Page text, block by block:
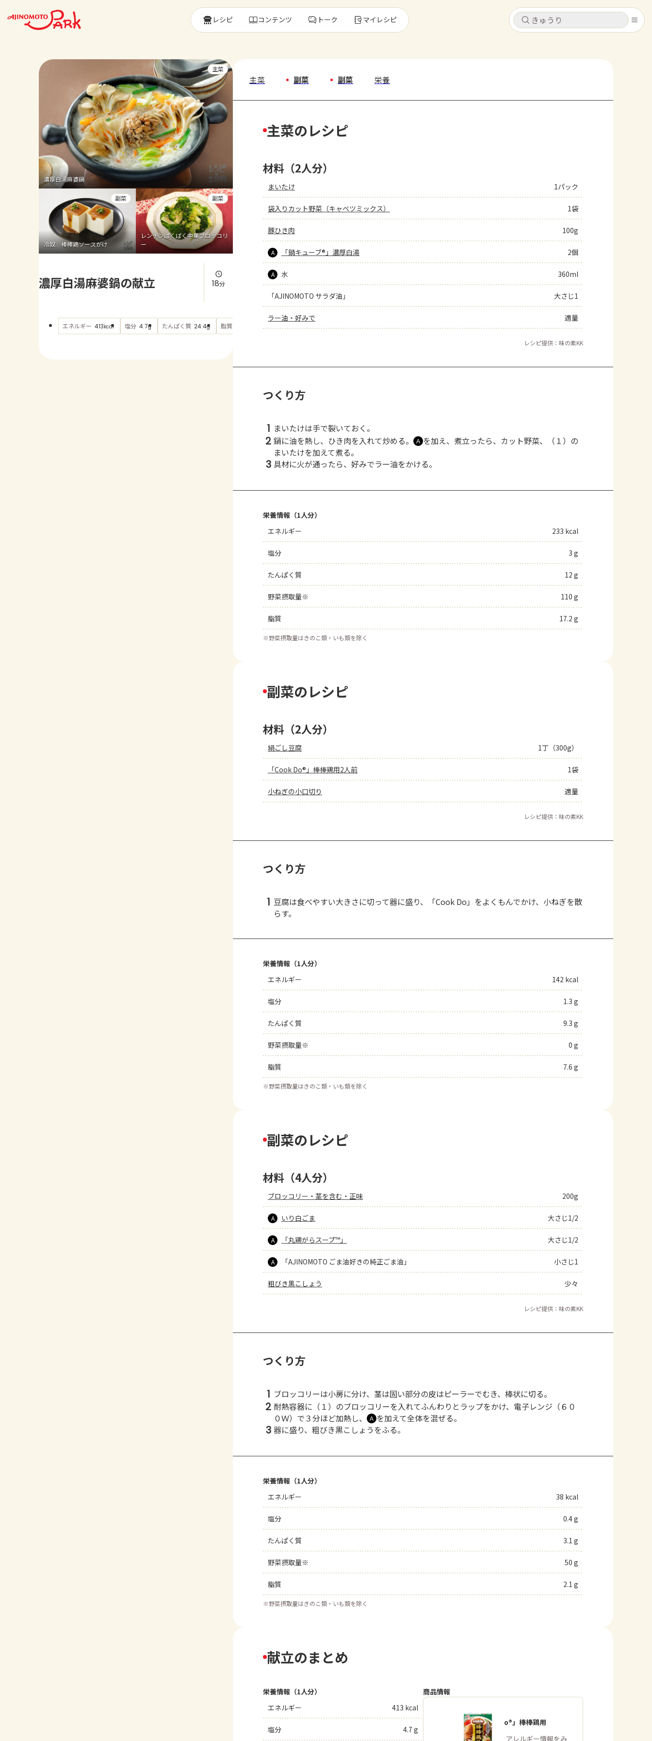
キャンセル
よくあるお問い合わせ
お買い物
キャンセル
レシピ コンテンツ トーク マイレシピ
濃厚白湯麻婆鍋
主菜
冷奴 棒棒鶏ソースがけ
副菜
レンチンぱくぱく中華ブロッコリ
ー
副菜
濃厚白湯麻婆鍋の献立 18分
エネルギー 413kcal 塩分 4.7g たんぱく質 24.4g 脂質 もっと見る
主菜 副菜 副菜 栄養
主菜のレシピ
材料（2人分）
まいたけ 1パック
袋入りカット野菜（キャベツミックス） 1袋
豚ひき肉 100g
A 「鍋キューブ®」濃厚白湯 2個
A 水 360ml
「AJINOMOTO サラダ油」 大さじ1
ラー油・好みで 適量
レシピ提供：味の素KK
つくり方
1 まいたけは手で裂いておく。
2 鍋に油を熱し、ひき肉を入れて炒める。 Ａ を加え、煮立ったら、カット野菜、（１）の
まいたけを加えて煮る。
3 具材に火が通ったら、好みでラー油をかける。
栄養情報（1人分）
エネルギー
233 kcal
塩分 3 g
たんぱく質 12 g
野菜摂取量※ 110 g
脂質 17.2 g
※野菜摂取量はきのこ類・いも類を除く
副菜のレシピ
材料（2人分）
絹ごし豆腐 1丁（300g）
「Cook Do®」棒棒鶏用2人前 1袋
小ねぎの小口切り 適量
レシピ提供：味の素KK
つくり方
1 豆腐は食べやすい大きさに切って器に盛り、「Cook Do」をよくもんでかけ、小ねぎを散
らす。
栄養情報（1人分）
エネルギー
142 kcal
塩分 1.3 g
たんぱく質 9.3 g
野菜摂取量※ 0 g
脂質 7.6 g
※野菜摂取量はきのこ類・いも類を除く
副菜のレシピ
材料（4人分）
ブロッコリー・茎を含む・正味 200g
A いり白ごま 大さじ1/2
A 「丸鶏がらスープ™」 大さじ1/2
A 「AJINOMOTO ごま油好きの純正ごま油」 小さじ1
粗びき黒こしょう 少々
レシピ提供：味の素KK
つくり方
1 ブロッコリーは小房に分け、茎は固い部分の皮はピーラーでむき、棒状に切る。
2 耐熱容器に（１）のブロッコリーを入れてふんわりとラップをかけ、電子レンジ（６０
０Ｗ）で３分ほど加熱し、
Ａ を加えて全体を混ぜる。
3 器に盛り、粗びき黒こしょうをふる。
栄養情報（1人分）
エネルギー
38 kcal
塩分 0.4 g
たんぱく質 3.1 g
野菜摂取量※ 50 g
脂質 2.1 g
※野菜摂取量はきのこ類・いも類を除く
献立のまとめ
栄養情報（1人分）
エネルギー
413 kcal
塩分 4.7 g
商品情報
「Cook Do®」棒棒鶏用
商品・アレルギー情報をみ